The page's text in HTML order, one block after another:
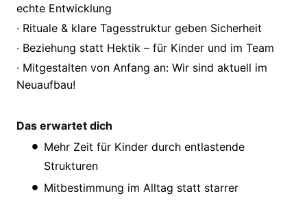
echte Entwicklung
· Rituale & klare Tagesstruktur geben Sicherheit
· Beziehung statt Hektik – für Kinder und im Team
· Mitgestalten von Anfang an: Wir sind aktuell im
Neuaufbau!
Das erwartet dich
Mehr Zeit für Kinder durch entlastende
Strukturen
Mitbestimmung im Alltag statt starrer